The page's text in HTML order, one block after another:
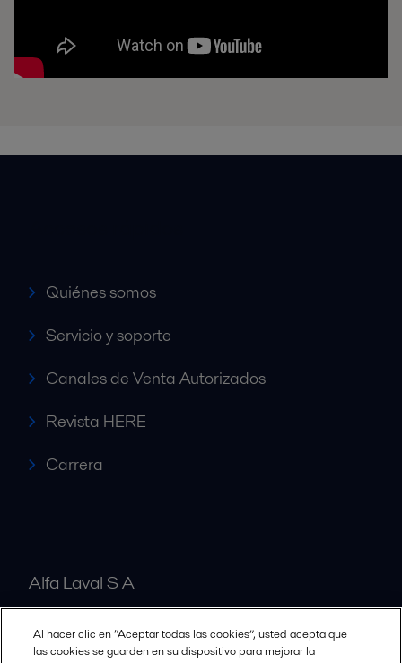
Quiénes somos
Servicio y soporte
Canales de Venta Autorizados
Revista HERE
Carrera
Alfa Laval S A
Nuestras oficinas
Al hacer clic en “Aceptar todas las cookies”, usted acepta que
las cookies se guarden en su dispositivo para mejorar la